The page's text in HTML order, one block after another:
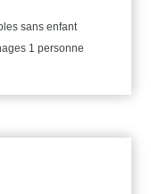
sans enfant
1 personne